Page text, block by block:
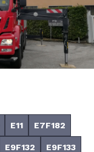
E11 E7F182
E9F132 E9F133